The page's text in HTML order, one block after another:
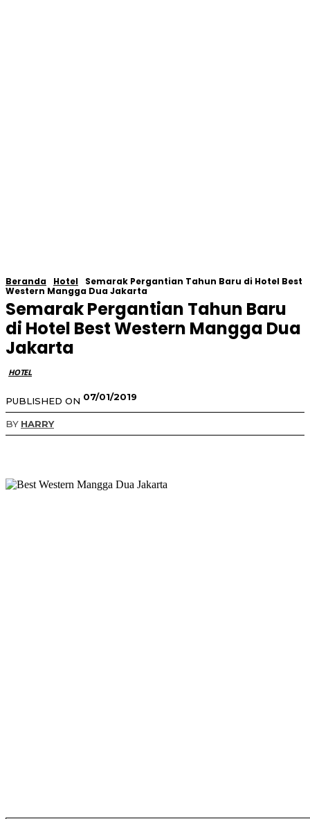
Beranda Hotel
Semarak Pergantian Tahun Baru di Hotel Best
Western Mangga Dua Jakarta
Semarak Pergantian Tahun Baru
di Hotel Best Western Mangga Dua
Jakarta
HOTEL
PUBLISHED ON 07/01/2019
BY HARRY